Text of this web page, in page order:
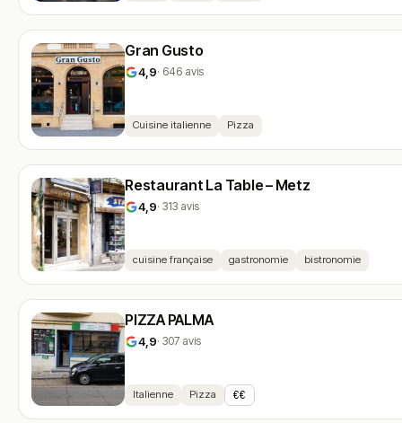
Gran Gusto
4,9· 646 avis
Cuisine italienne Pizza
Restaurant La Table – Metz
4,9· 313 avis
cuisine française gastronomie bistronomie
PIZZA PALMA
4,9· 307 avis
Italienne Pizza €€